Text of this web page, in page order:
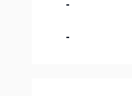
-
-